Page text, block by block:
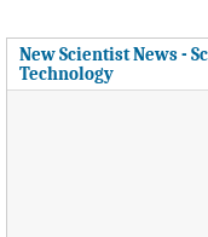
New Scientist News -
Technology